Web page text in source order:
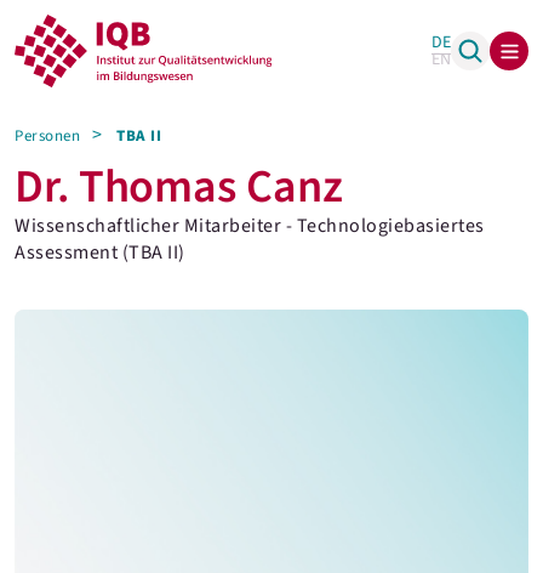
DE
EN
Personen TBA II
Dr. Thomas Canz
Wissenschaftlicher Mitarbeiter - Technologiebasiertes
Assessment (TBA II)